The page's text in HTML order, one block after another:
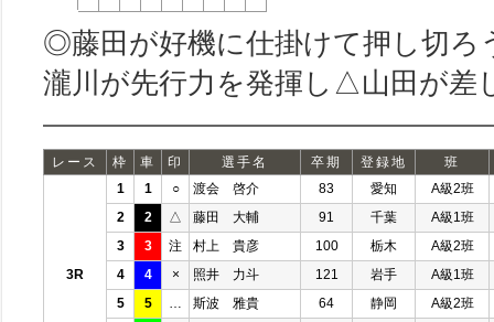
◎藤田が好機に仕掛けて押し切ろ
瀧川が先行力を発揮し△山田が差
レース 枠 車 印 選手名 卒期 登録地 班
3R
1 1 ○ 渡会 啓介 83 愛知
A級2班
2
2 △ 藤田 大輔 91 千葉
A級1班
3
3 注 村上 貴彦 100 栃木
A級2班
4
4 × 照井 力斗 121 岩手
A級1班
5
5 斯波 雅貴 64 静岡 A級2班